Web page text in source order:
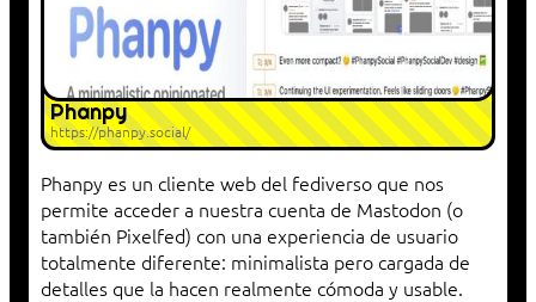
Phanpy
https://phanpy.social/
Phanpy es un cliente web del fediverso que nos
permite acceder a nuestra cuenta de Mastodon (o
también Pixelfed) con una experiencia de usuario
totalmente diferente: minimalista pero cargada de
detalles que la hacen realmente cómoda y usable.